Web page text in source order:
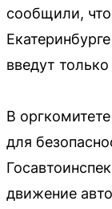
сообщили,
введут
В
для
движение